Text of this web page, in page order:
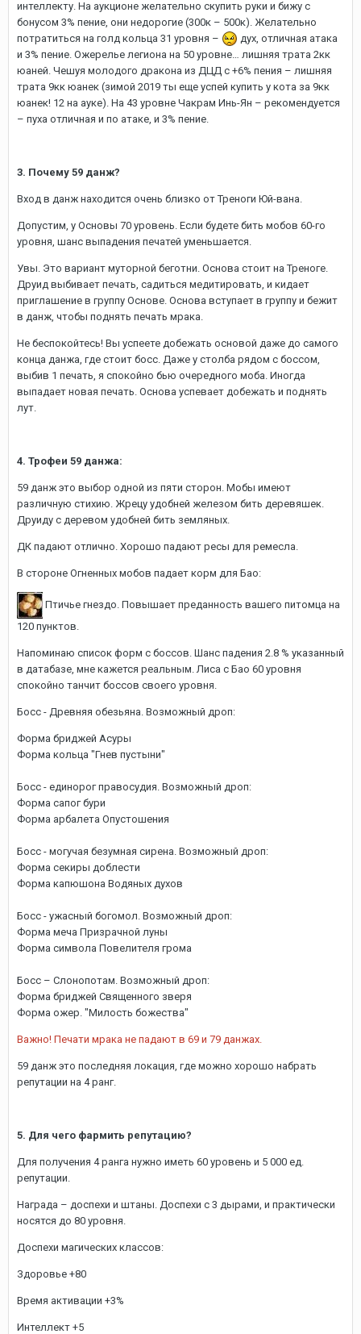
интеллекту. На аукционе желательно скупить руки и бижу с
бонусом 3% пение, они недорогие (300к – 500к). Желательно
потратиться на голд кольца 31 уровня –
дух, отличная атака
и 3% пение. Ожерелье легиона на 50 уровне… лишняя трата 2кк
юаней. Чешуя молодого дракона из ДЦД с +6% пения – лишняя
трата 9кк юанек (зимой 2019 ты еще успей купить у кота за 9кк
юанек! 12 на ауке). На 43 уровне Чакрам Инь-Ян – рекомендуется
– пуха отличная и по атаке, и 3% пение.
3. Почему 59 данж?
Вход в данж находится очень близко от Треноги Юй-вана.
Допустим, у Основы 70 уровень. Если будете бить мобов 60-го
уровня, шанс выпадения печатей уменьшается.
Увы. Это вариант муторной беготни. Основа стоит на Треноге.
Друид выбивает печать, садиться медитировать, и кидает
приглашение в группу Основе. Основа вступает в группу и бежит
в данж, чтобы поднять печать мрака.
Не беспокойтесь! Вы успеете добежать основой даже до самого
конца данжа, где стоит босс. Даже у столба рядом с боссом,
выбив 1 печать, я спокойно бью очередного моба. Иногда
выпадает новая печать. Основа успевает добежать и поднять
лут.
4. Трофеи 59 данжа:
59 данж это выбор одной из пяти сторон. Мобы имеют
различную стихию. Жрецу удобней железом бить деревяшек.
Друиду с деревом удобней бить земляных.
ДК падают отлично. Хорошо падают ресы для ремесла.
В стороне Огненных мобов падает корм для Бао:
Птичье гнездо. Повышает преданность вашего питомца на
120 пунктов.
Напоминаю список форм с боссов. Шанс падения 2.8 % указанный
в датабазе, мне кажется реальным. Лиса с Бао 60 уровня
спокойно танчит боссов своего уровня.
Босс - Древняя обезьяна. Возможный дроп:
Форма бриджей Асуры
Форма кольца "Гнев пустыни"
Босс - единорог правосудия. Возможный дроп:
Форма сапог бури
Форма арбалета Опустошения
Босс - могучая безумная сирена. Возможный дроп:
Форма секиры доблести
Форма капюшона Водяных духов
Босс - ужасный богомол. Возможный дроп:
Форма меча Призрачной луны
Форма символа Повелителя грома
Босс – Слонопотам. Возможный дроп:
Форма бриджей Священного зверя
Форма ожер. "Милость божества"
Важно! Печати мрака не падают в 69 и 79 данжах.
59 данж это последняя локация, где можно хорошо набрать
репутации на 4 ранг.
5. Для чего фармить репутацию?
Для получения 4 ранга нужно иметь 60 уровень и 5 000 ед.
репутации.
Награда – доспехи и штаны. Доспехи с 3 дырами, и практически
носятся до 80 уровня.
Доспехи магических классов:
Здоровье +80
Время активации +3%
Интеллект +5